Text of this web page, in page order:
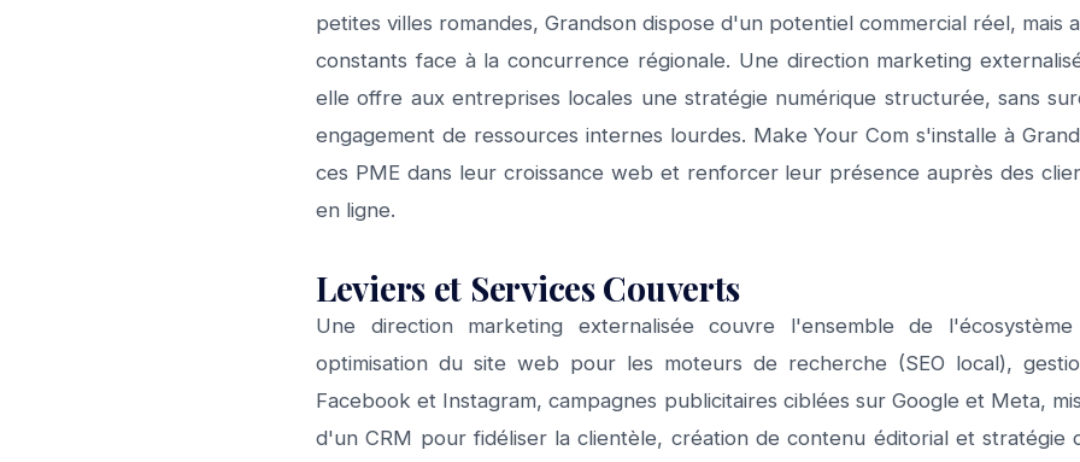
petites villes romandes, Grandson dispose d'un potentiel commercial réel, mais
constants face à la concurrence régionale. Une direction marketing
elle offre aux entreprises locales une stratégie numérique structurée, sans
engagement de ressources internes lourdes. Make Your Com s'installe à
ces PME dans leur croissance web et renforcer leur présence auprès des
en ligne.
Leviers et Services Couverts
Une direction marketing externalisée couvre l'ensemble de
optimisation du site web pour les moteurs de recherche (SEO local),
Facebook et Instagram, campagnes publicitaires ciblées sur Google et Meta,
d'un CRM pour fidéliser la clientèle, création de contenu éditorial et stratégie